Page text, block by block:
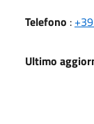
Telefono :
Ultimo